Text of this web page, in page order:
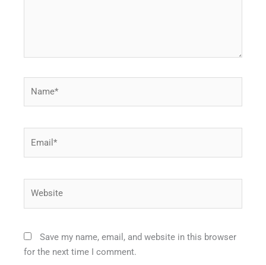
Save my name, email, and website in this browser
for the next time I comment.